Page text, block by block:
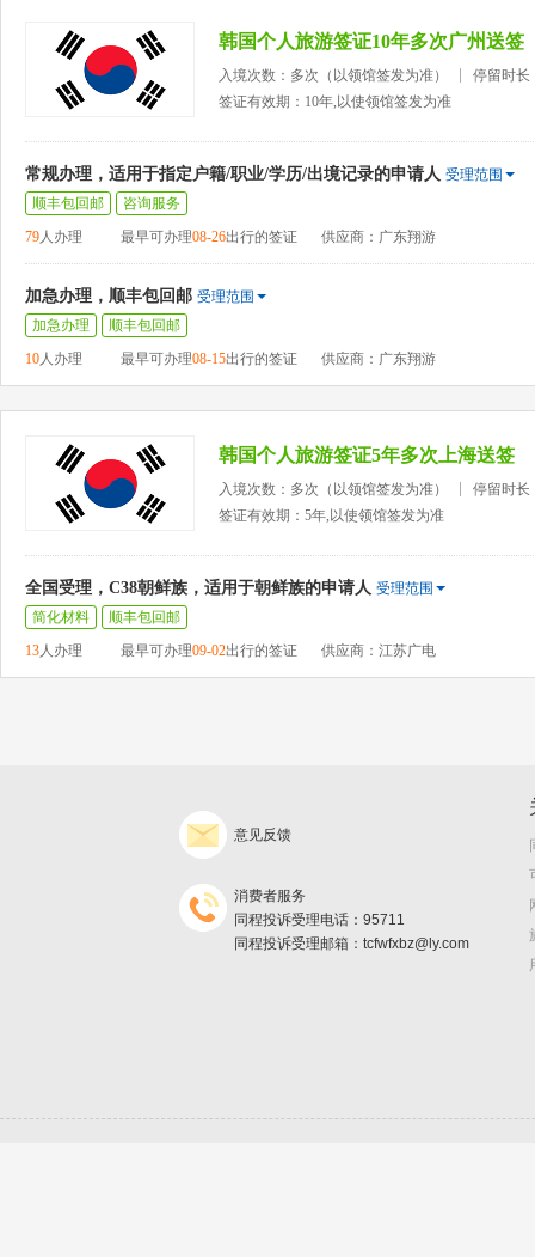
韩国个人旅游签证10年多次广州送签
入境次数：多次（以领馆签发为准）
停留时长
签证有效期：10年,以使领馆签发为准
常规办理，适用于指定户籍/职业/学历/出境记录的申请人 受理范围
顺丰包回邮
咨询服务
79人办理 最早可办理08-26出行的签证 供应商：广东翔游
加急办理，顺丰包回邮 受理范围
加急办理
顺丰包回邮
10人办理 最早可办理08-15出行的签证 供应商：广东翔游
韩国个人旅游签证5年多次上海送签
入境次数：多次（以领馆签发为准）
停留时长
签证有效期：5年,以使领馆签发为准
全国受理，C38朝鲜族，适用于朝鲜族的申请人 受理范围
简化材料
顺丰包回邮
13人办理 最早可办理09-02出行的签证 供应商：江苏广电
意见反馈
消费者服务
同程投诉受理电话：95711
同程投诉受理邮箱：tcfwfxbz@ly.com